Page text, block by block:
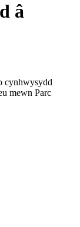
â
cynhwysydd
mewn Parc